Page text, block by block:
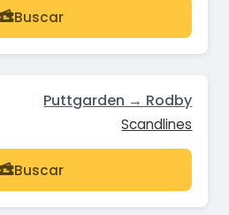
Buscar
Puttgarden → Rodby
Scandlines
Buscar